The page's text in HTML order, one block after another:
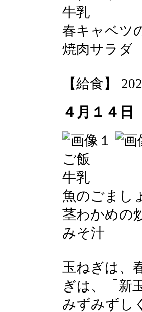
牛乳
春キャベツ
焼肉サラダ
【給食】
４月１４日
ご飯
牛乳
魚のごまし
茎わかめの
みそ汁
玉ねぎは、
ぎは、「新
みずみずし